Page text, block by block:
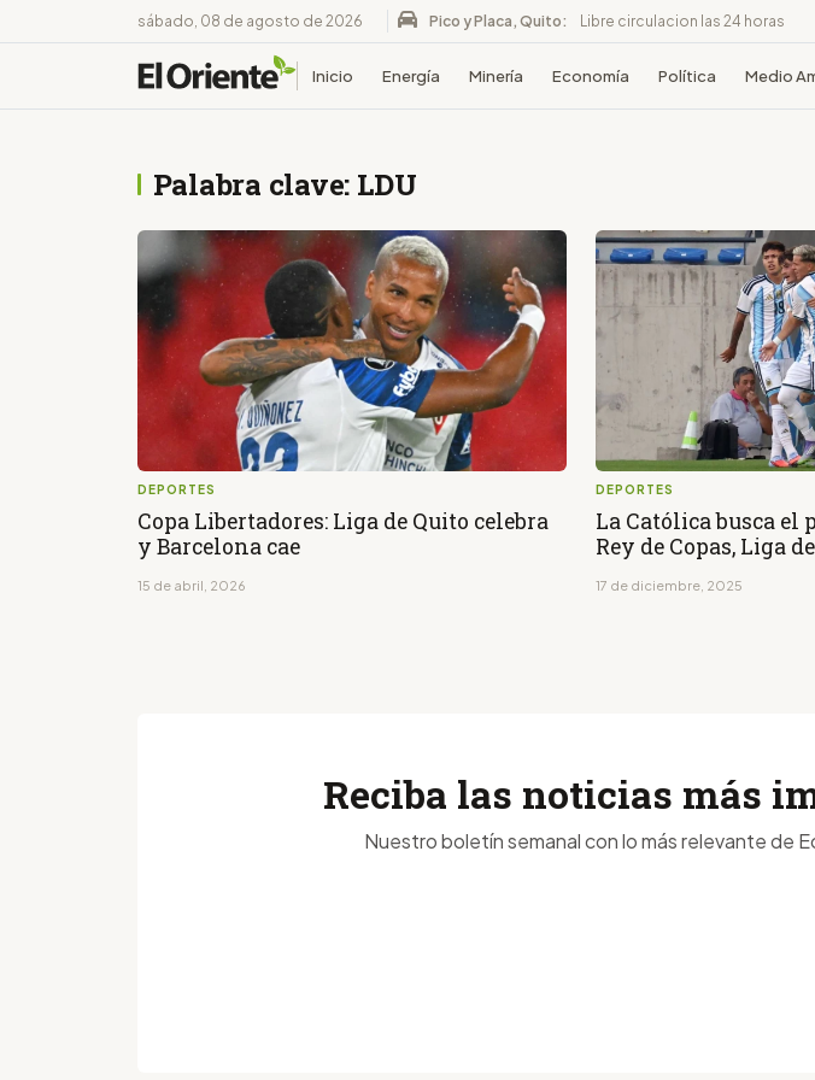
sábado, 08 de agosto de 2026 Pico y Placa, Quito: Libre circulacion las 24 horas
Inicio Energía Minería Economía Política Medio
Palabra clave: LDU
DEPORTES
Copa Libertadores: Liga de Quito celebra
y Barcelona cae
15 de abril, 2026
DEPORTES
La Católica busca
Rey de Copas, Liga
17 de diciembre, 2025
Reciba las noticias más
Nuestro boletín semanal con lo más relevante de